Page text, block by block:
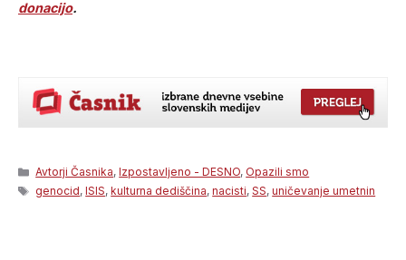
donacijo.
Categories
Avtorji Časnika,Izpostavljeno - DESNO, Opazili smo
Tags
genocid,ISIS,kulturna dediščina,nacisti,SS,uničevanje umetnin